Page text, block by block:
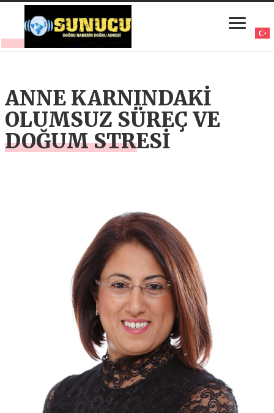
ANNE KARNINDAKİ
OLUMSUZ SÜREÇ VE
DOĞUM STRESİ